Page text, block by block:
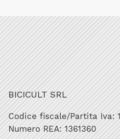
BICICULT SRL
Codice fiscale/Partita Iva:
Numero REA: 1361360